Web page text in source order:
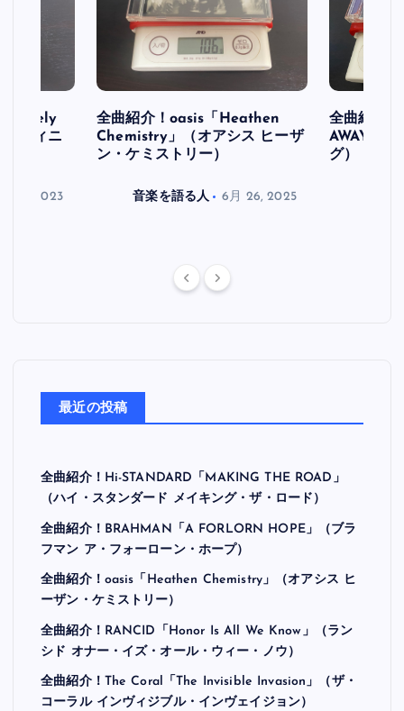
フィニ
30, 2023
全曲紹介！oasis「Heathen
Chemistry」（オアシス ヒーザ
ン・ケミストリー）
音楽を語る人 6月 26, 2025
全曲紹介
AWAY」
グ）
最近の投稿
全曲紹介！Hi-STANDARD「MAKING THE ROAD」
（ハイ・スタンダード メイキング・ザ・ロード）
全曲紹介！BRAHMAN「A FORLORN HOPE」（ブラ
フマン ア・フォーローン・ホープ）
全曲紹介！oasis「Heathen Chemistry」（オアシス ヒ
ーザン・ケミストリー）
全曲紹介！RANCID「Honor Is All We Know」（ラン
シド オナー・イズ・オール・ウィー・ノウ）
全曲紹介！The Coral「The Invisible Invasion」（ザ・
コーラル インヴィジブル・インヴェイジョン）